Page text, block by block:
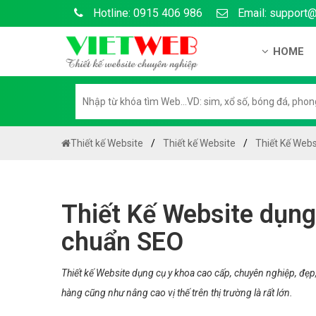
Hotline: 0915 406 986 Email:
HOME
Hướng
Chính
Chính
Thiết kế Website Thiết kế Website Thiết Kế
Thiết Kế Website
chuẩn SEO
Thiết kế Website dụng cụ y khoa cao cấp, chuyên nghiệp,
hàng cũng như nâng cao vị thế trên thị trường là rất lớn.